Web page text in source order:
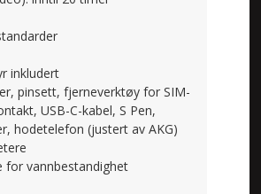
inkludert
pinsett, fjerneverktøy for SIM-
USB-C-kabel, S Pen,
hodetelefon (justert av AKG)
for vannbestandighet